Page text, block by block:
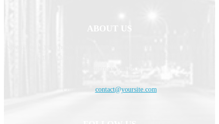
ABOUT US
contact@yoursite.com